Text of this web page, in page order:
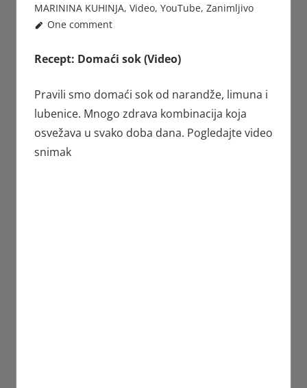
MARININA KUHINJA, Video, YouTube, Zanimljivo
One comment
Recept: Domaći sok (Video)
Pravili smo domaći sok od narandže, limuna i
lubenice. Mnogo zdrava kombinacija koja
osvežava u svako doba dana. Pogledajte video
snimak